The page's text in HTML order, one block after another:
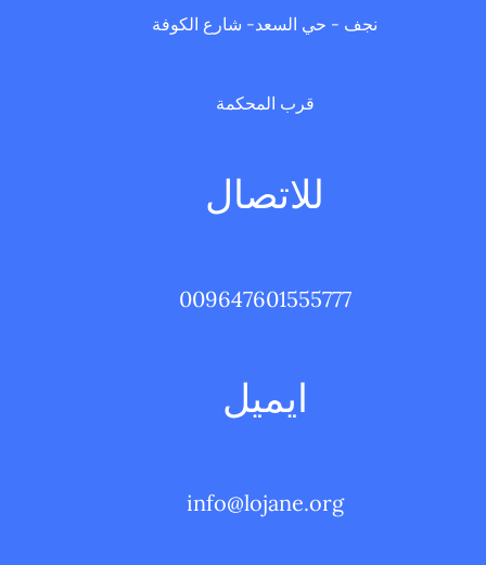
نجف - حي السعد- شارع الكوفة
قرب المحكمة
للاتصال
009647601555777
ايميل
info@lojane.org